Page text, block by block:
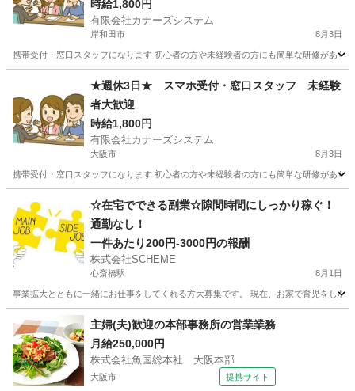
時給1,800円
有限会社カナーズシステム
岸和田市 8月3日
携帯受付・窓口スタッフになります 初心者の方や未経験者の方にも簡単な研修があ
携帯ショップ スタッフ
★週休3日★ スマホ受付・窓口スタッフ 未経験
者大歓迎
時給1,800円
有限会社カナーズシステム
大阪市 8月3日
携帯受付・窓口スタッフになります 初心者の方や未経験者の方にも簡単な研修があ
携帯ショップ スタッフ
☆在宅でできる副業☆隙間時間にしっかり稼ぐ！
通勤なし！
一件あたり200円‐3000円の報酬
株式会社SCHEME
心斎橋駅 8月1日
事業拡大とともに一緒にお仕事をしてくれる方大募集です。 現在、お家で育児をし
大阪 大阪市 心斎橋駅 その他 給料
主婦(夫)歓迎の本部事務所の営業業務
月給250,000円
株式会社魚国総本社 大阪本部
大阪市 提携サイト